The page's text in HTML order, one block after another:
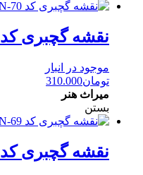
نقشه گچبری کد N-70
موجود در انبار
تومان310.000
میراث هنر
بستن
نقشه گچبری کد N-69